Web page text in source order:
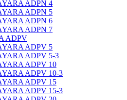
ADPN 4
ADPN 5
ADPN 6
ADPN 7
ADPV
ADPV 5
ADPV 5-3
ADPV 10
ADPV 10-3
ADPV 15
ADPV 15-3